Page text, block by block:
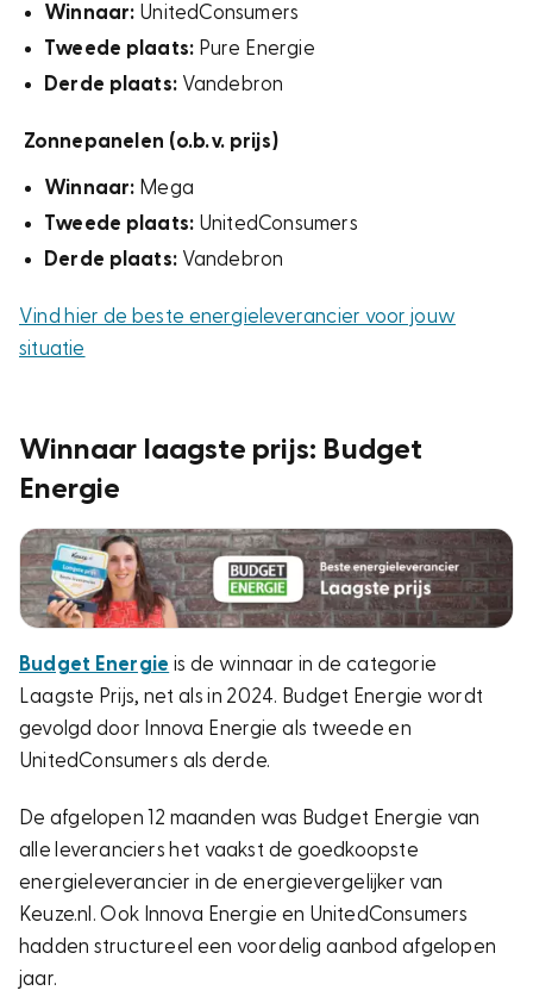
Winnaar: UnitedConsumers
Tweede plaats: Pure Energie
Derde plaats: Vandebron
Zonnepanelen (o.b.v. prijs)
Winnaar: Mega
Tweede plaats: UnitedConsumers
Derde plaats: Vandebron
Vind hier de beste energieleverancier voor jouw
situatie
Winnaar laagste prijs: Budget
Energie
Budget Energie is de winnaar in de categorie
Laagste Prijs, net als in 2024. Budget Energie wordt
gevolgd door Innova Energie als tweede en
UnitedConsumers als derde.
De afgelopen 12 maanden was Budget Energie van
alle leveranciers het vaakst de goedkoopste
energieleverancier in de energievergelijker van
Keuze.nl. Ook Innova Energie en UnitedConsumers
hadden structureel een voordelig aanbod afgelopen
jaar.